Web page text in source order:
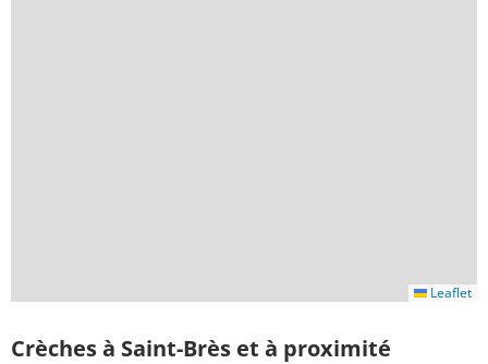
Leaflet
Crèches à Saint-Brès et à proximité